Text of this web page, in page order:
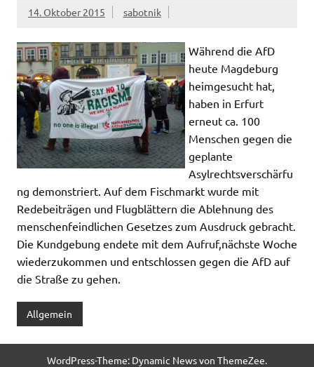
14. Oktober 2015 sabotnik
Während die AfD
heute Magdeburg
heimgesucht hat,
haben in Erfurt
erneut ca. 100
Menschen gegen die
geplante
Asylrechtsverschärfu
ng demonstriert. Auf dem Fischmarkt wurde mit
Redebeiträgen und Flugblättern die Ablehnung des
menschenfeindlichen Gesetzes zum Ausdruck gebracht.
Die Kundgebung endete mit dem Aufruf,nächste Woche
wiederzukommen und entschlossen gegen die AfD auf
die Straße zu gehen.
Allgemein
WordPress-Theme: Dynamic News von ThemeZee.